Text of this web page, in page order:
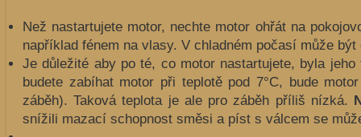
Než nastartujete motor, nechte motor ohřát na
například fénem na vlasy. V chladném počasí může
Je důležité aby po té, co motor nastartujete, byla
budete zabíhat motor při teplotě pod 7°C, bude
záběh). Taková teplota je ale pro záběh příliš nízká.
snížili mazací schopnost směsi a píst s válcem se